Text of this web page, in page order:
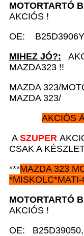
MOTORTARTÓ
AKCIÓS !
OE:
MIHEZ JÓ?:
MAZDA323 !!
MAZDA 323/
MAZDA 323/
AKCIÓS
A SZUPER
CSAK A
***MAZDA 323
*MISKOLC*MATI-
MOTORTARTÓ
AKCIÓS !
OE: B25D39050,